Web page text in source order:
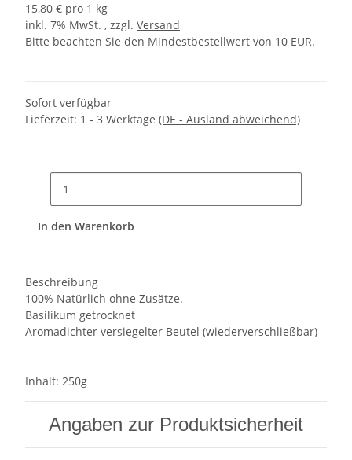
15,80 € pro 1 kg
inkl. 7% MwSt. , zzgl. Versand
Bitte beachten Sie den Mindestbestellwert von 10 EUR.
Sofort verfügbar
Lieferzeit: 1 - 3 Werktage (DE - Ausland abweichend)
In den Warenkorb
Beschreibung
100% Natürlich ohne Zusätze.
Basilikum getrocknet
Aromadichter versiegelter Beutel (wiederverschließbar)
Inhalt: 250g
Angaben zur Produktsicherheit